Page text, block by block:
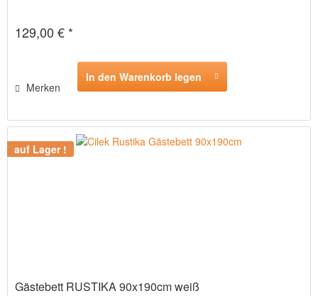
129,00 € *
Merken
In den Warenkorb legen
auf Lager !
Gästebett RUSTIKA 90x190cm weiß